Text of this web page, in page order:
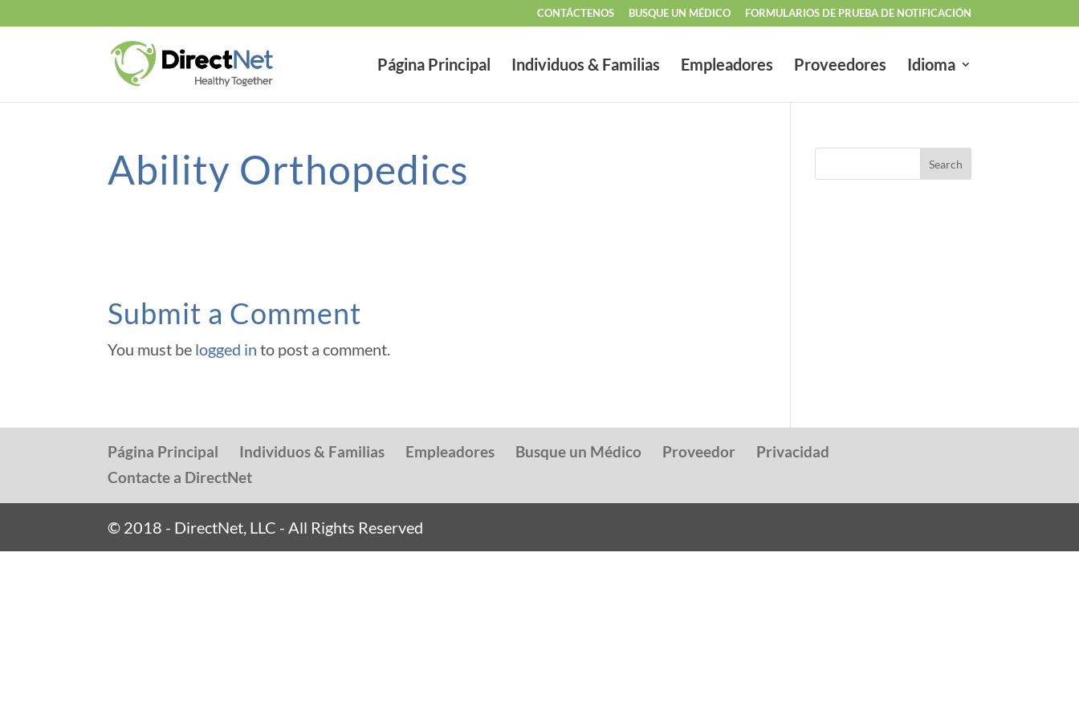
CONTÁCTENOS BUSQUE UN MÉDICO FORMULARIOS DE PRUEBA DE NOTIFICACIÓN
Página Principal Individuos & Familias Empleadores Proveedores Idioma
Ability Orthopedics
Submit a Comment
You must be logged in to post a comment.
Página Principal Individuos & Familias Empleadores Busque un Médico Proveedor
Privacidad
Contacte a DirectNet
© 2018 - DirectNet, LLC - All Rights Reserved